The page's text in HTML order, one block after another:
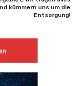
kümmern uns um die
Entsorgung!